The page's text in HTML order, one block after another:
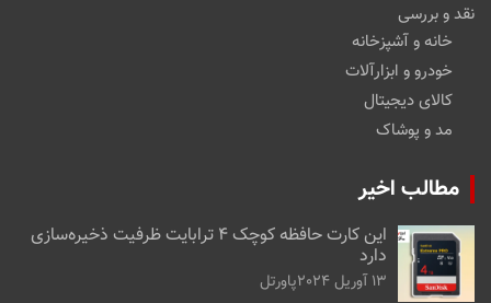
نقد و بررسی
خانه و آشپزخانه
خودرو و ابزارآلات
کالای دیجیتال
مد و پوشاک
مطالب اخیر
این کارت حافظه کوچک ۴ ترابایت ظرفیت ذخیره‌سازی
دارد
13 آوریل 2024 پاورتل